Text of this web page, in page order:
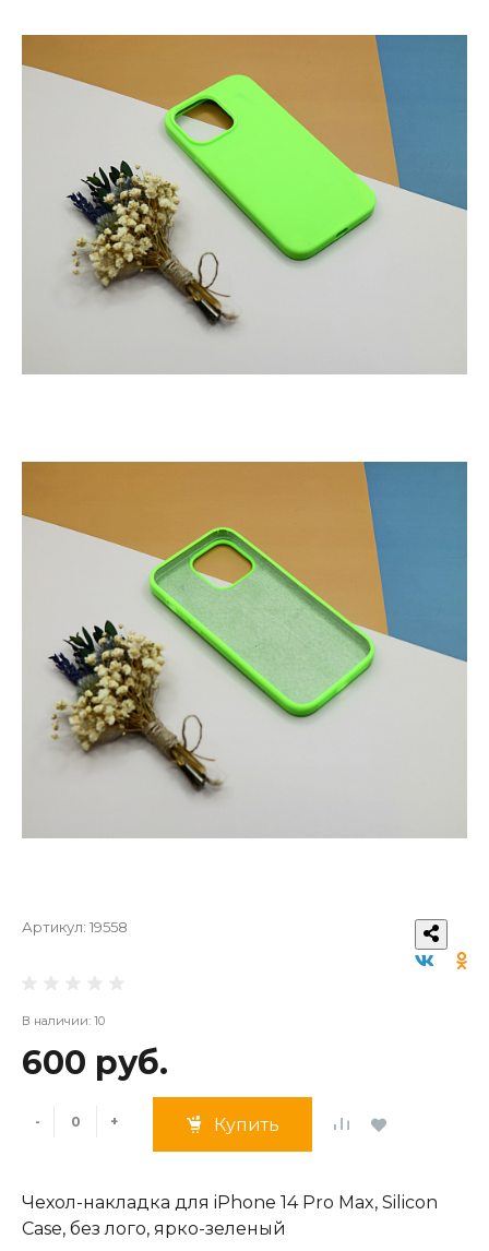
Артикул: 19558
В наличии: 10
600 руб.
- + Купить
Чехол-накладка для iPhone 14 Pro Max, Silicon
Case, без лого, ярко-зеленый